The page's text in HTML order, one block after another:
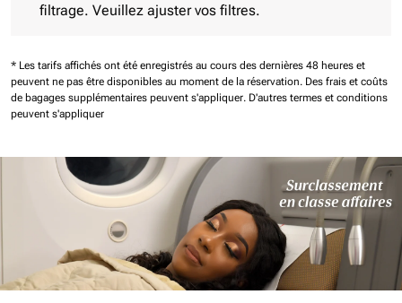
filtrage. Veuillez ajuster vos filtres.
* Les tarifs affichés ont été enregistrés au cours des dernières 48 heures et
peuvent ne pas être disponibles au moment de la réservation. Des frais et coûts
de bagages supplémentaires peuvent s'appliquer. D'autres termes et conditions
peuvent s'appliquer